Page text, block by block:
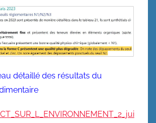
détaillé des résultats du